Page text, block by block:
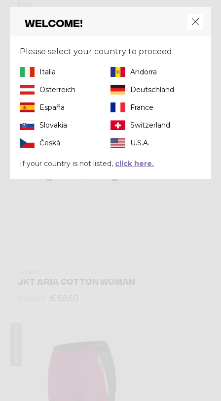
JKT ARIA COTTON WOMAN
€ 59,50
Welcome!
Please select your country to proceed.
Italia
Andorra
Österreich
Deutschland
España
France
Slovakia
Switzerland
Česká
U.S.A.
If your country is not listed, click here.